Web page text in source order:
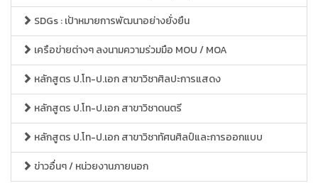
SDGs : เป้าหมายการพัฒนาอย่างยั่งยืน
เครือข่ายต่างๆ ลงนามความร่วมมือ MOU / MOA
หลักสูตร ป.โท-ป.เอก สาขาวิชาศิลปะการแสดง
หลักสูตร ป.โท-ป.เอก สาขาวิชาดนตรี
หลักสูตร ป.โท-ป.เอก สาขาวิชาทัศนศิลป์และการออกแบบ
ข่าวอื่นๆ / หน่วยงานภายนอก